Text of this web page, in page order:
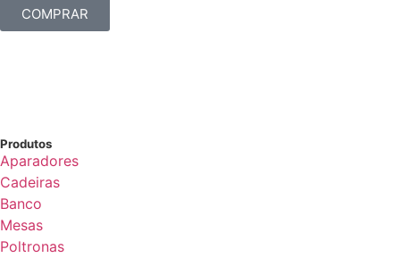
COMPRAR
Produtos
Aparadores
Cadeiras
Banco
Mesas
Poltronas